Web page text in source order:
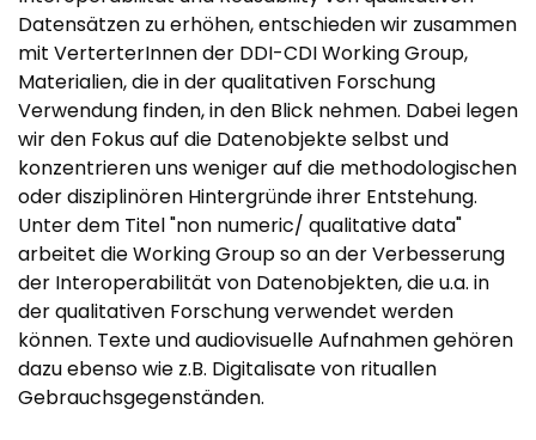
Datensätzen zu erhöhen, entschieden wir zusammen
mit VerterterInnen der DDI-CDI Working Group,
Materialien, die in der qualitativen Forschung
Verwendung finden, in den Blick nehmen. Dabei legen
wir den Fokus auf die Datenobjekte selbst und
konzentrieren uns weniger auf die methodologischen
oder disziplinören Hintergründe ihrer Entstehung.
Unter dem Titel "non numeric/ qualitative data"
arbeitet die Working Group so an der Verbesserung
der Interoperabilität von Datenobjekten, die u.a. in
der qualitativen Forschung verwendet werden
können. Texte und audiovisuelle Aufnahmen gehören
dazu ebenso wie z.B. Digitalisate von rituallen
Gebrauchsgegenständen.